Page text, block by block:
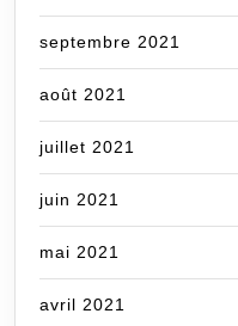
septembre 2021
août 2021
juillet 2021
juin 2021
mai 2021
avril 2021